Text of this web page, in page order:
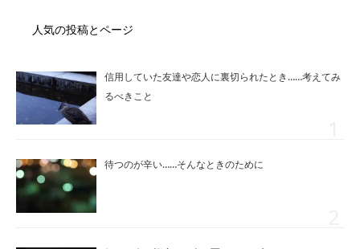
人気の投稿とページ
信用していた友達や恋人に裏切られたとき……考えてみ
るべきこと
待つのが辛い……そんなときのために